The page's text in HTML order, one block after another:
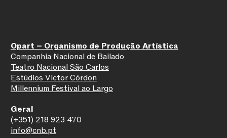
Opart – Organismo de Produção Artística
Companhia Nacional de Bailado
Teatro Nacional São Carlos
Estúdios Victor Córdon
Millennium Festival ao Largo
Geral
(+351) 218 923 470
info@cnb.pt